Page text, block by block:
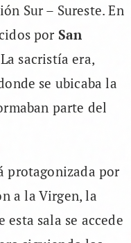
Sur – Sureste. En
por San
La sacristía era,
se ubicaba la
parte del
protagonizada por
a la Virgen, la
sala se accede